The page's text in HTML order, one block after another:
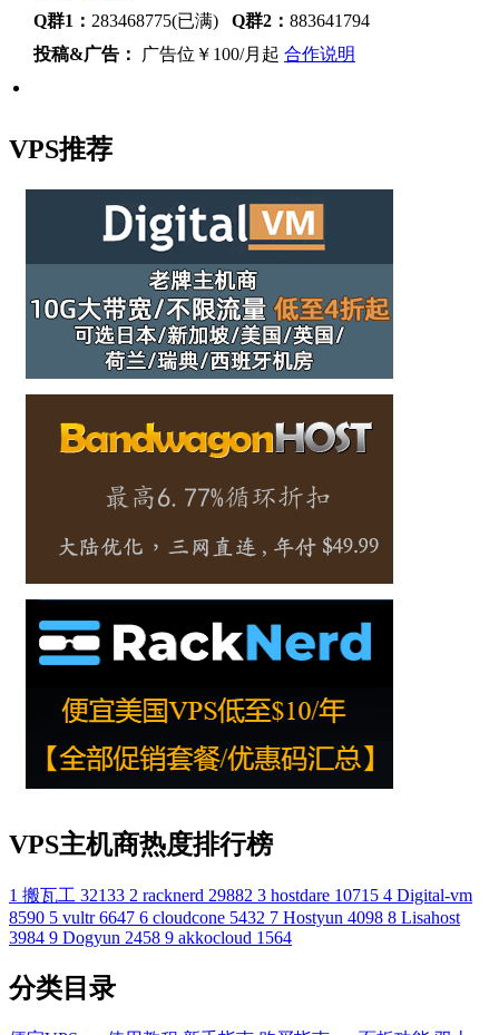
Q群1： 283468775(已满) Q群2： 883641794
投稿&广告：
广告位￥100/月起 合作说明
VPS推荐
VPS主机商热度排行榜
1 搬瓦工 32133 2 racknerd 29882 3 hostdare 10715 4 Digital-vm
8590 5 vultr 6647 6 cloudcone 5432 7 Hostyun 4098 8 Lisahost
3984 9 Dogyun 2458 9 akkocloud 1564
分类目录